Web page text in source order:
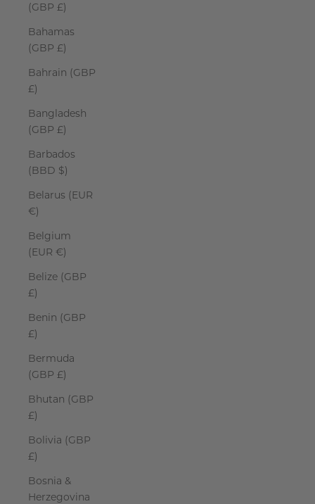
(GBP £)
Bahamas
(GBP £)
Bahrain (GBP
£)
Bangladesh
(GBP £)
Barbados
(BBD $)
Belarus (EUR
€)
Belgium
(EUR €)
Belize (GBP
£)
Benin (GBP
£)
Bermuda
(GBP £)
Bhutan (GBP
£)
Bolivia (GBP
£)
Bosnia &
Herzegovina